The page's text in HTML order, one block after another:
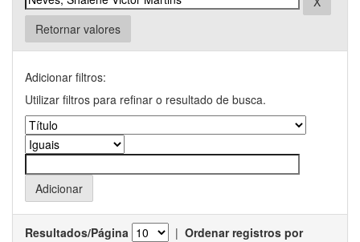
Retornar valores
Adicionar filtros:
Utilizar filtros para refinar o resultado de busca.
Resultados/Página | Ordenar registros por